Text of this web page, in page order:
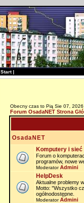
Start|
Obecny czas to Pią Sie 07,
Forum OsadaNET Strona
OsadaNET
Komputery i sieć
Forum o
programów, nowe
ModeratorAdmini
HelpDesk
Aktualne problemy
Motto: "Wszystko
ogólnodostępne.
ModeratorAdmini